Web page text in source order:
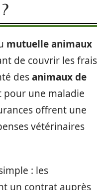
mutuelle animaux
de couvrir les frais
desanimaux de
pour une maladie
offrent une
vétérinaires
: les
un contrat auprès